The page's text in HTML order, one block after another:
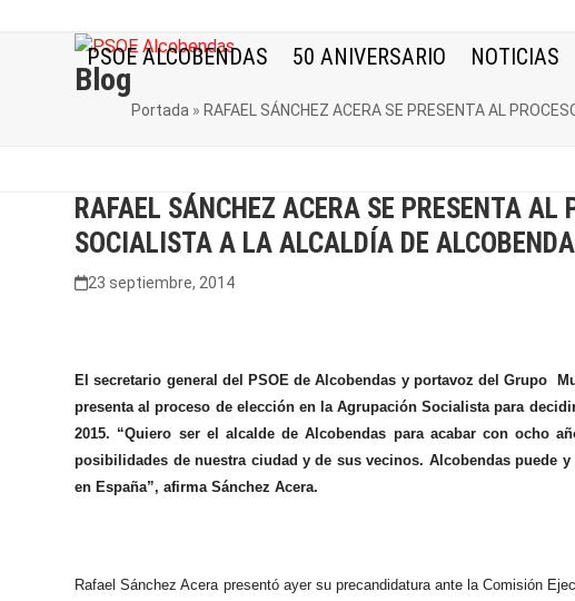
PSOE ALCOBENDAS 50 ANIVERSARIO NOTICIAS
Blog
Portada » RAFAEL SÁNCHEZ ACERA SE PRESENTA AL
RAFAEL SÁNCHEZ ACERA SE PRESENTA
SOCIALISTA A LA ALCALDÍA DE
23 septiembre, 2014
El secretario general del PSOE de Alcobendas y portavoz del Grupo
presenta al proceso de elección en la Agrupación Socialista para
2015. “Quiero ser el alcalde de Alcobendas para acabar con ocho
posibilidades de nuestra ciudad y de sus vecinos. Alcobendas puede
en España”, afirma Sánchez Acera.
Rafael Sánchez Acera presentó ayer su precandidatura ante la Comisión